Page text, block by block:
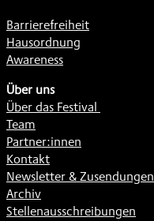
Barrierefreiheit
Hausordnung
Awareness
Über uns
Über das Festival
Team
Partner:innen
Kontakt
Newsletter & Zusendungen
Archiv
Stellenausschreibungen